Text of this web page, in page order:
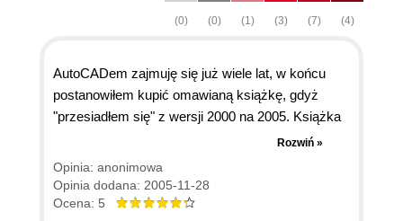
(4)
(7)
(3)
(1)
(0)
(0)
AutoCADem zajmuję się już wiele lat, w końcu
postanowiłem kupić omawianą książkę, gdyż
"przesiadłem się" z wersji 2000 na 2005. Książka
zawiera wiele cennych porad i wskazówek
(interesujące są ikonki informujące o tym, w której
wersji programu pojawiła się dana właściwość).
Polecam ją wszystkim, którzy zaczynają
Rozwiń »
Opinia: anonimowa
Opinia dodana: 2005-11-28
Ocena: 5